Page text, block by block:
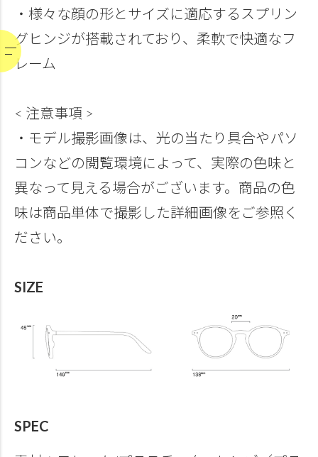
・様々な顔の形とサイズに適応するスプリン
グヒンジが搭載されており、柔軟で快適なフ
レーム
< 注意事項 >
・モデル撮影画像は、光の当たり具合やパソ
コンなどの閲覧環境によって、実際の色味と
異なって見える場合がございます。商品の色
味は商品単体で撮影した詳細画像をご参照く
ださい。
SIZE
SPEC